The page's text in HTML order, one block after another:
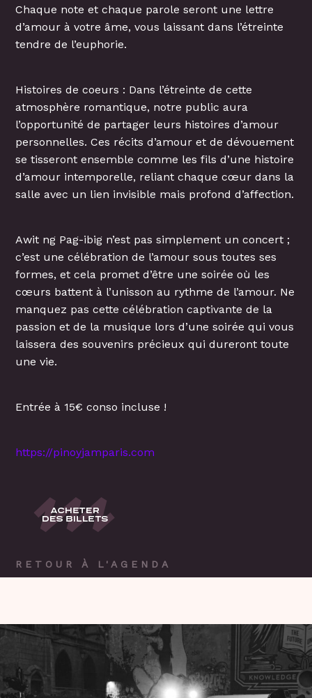
Chaque note et chaque parole seront une lettre
d’amour à votre âme, vous laissant dans l’étreinte
tendre de l’euphorie.
Histoires de coeurs : Dans l’étreinte de cette
atmosphère romantique, notre public aura
l’opportunité de partager leurs histoires d’amour
personnelles. Ces récits d’amour et de dévouement
se tisseront ensemble comme les fils d’une histoire
d’amour intemporelle, reliant chaque cœur dans la
salle avec un lien invisible mais profond d’affection.
Awit ng Pag-ibig n’est pas simplement un concert ;
c’est une célébration de l’amour sous toutes ses
formes, et cela promet d’être une soirée où les
cœurs battent à l’unisson au rythme de l’amour. Ne
manquez pas cette célébration captivante de la
passion et de la musique lors d’une soirée qui vous
laissera des souvenirs précieux qui dureront toute
une vie.
Entrée à 15€ conso incluse !
https://pinoyjamparis.com
RETOUR À L'AGENDA